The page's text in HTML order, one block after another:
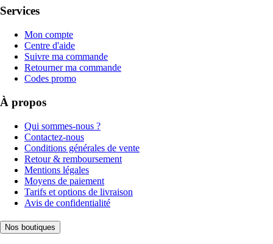
Services
Mon compte
Centre d'aide
Suivre ma commande
Retourner ma commande
Codes promo
À propos
Qui sommes-nous ?
Contactez-nous
Conditions générales de vente
Retour & remboursement
Mentions légales
Moyens de paiement
Tarifs et options de livraison
Avis de confidentialité
Nos boutiques